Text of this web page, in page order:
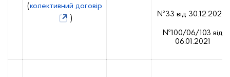
(колективний договір
)
№33 від 30.12.2020;
№100/06/103 від
06.01.2021